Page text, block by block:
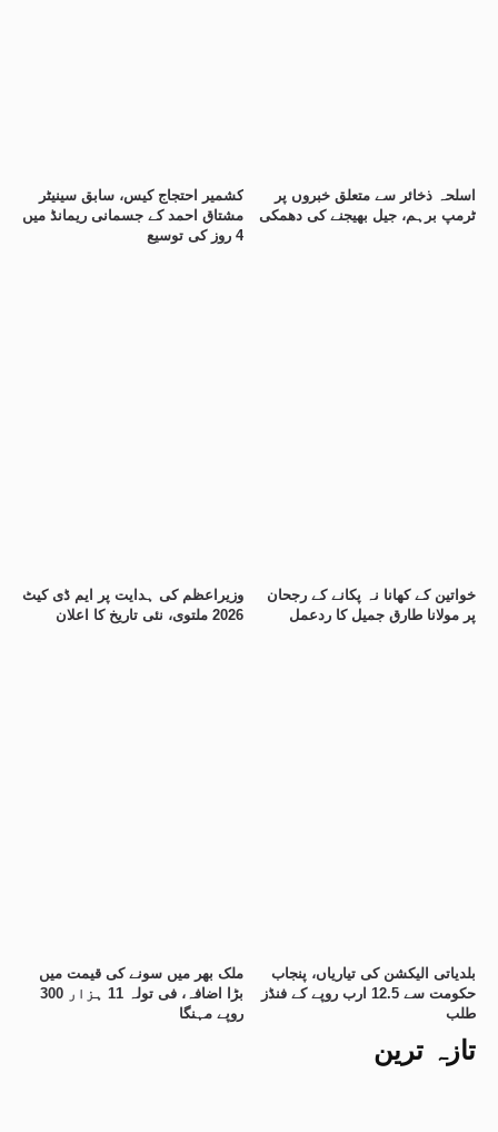
تازہ ترین
کشمیر احتجاج کیس، سابق سینیٹر
مشتاق احمد کے جسمانی ریمانڈ میں
4 روز کی توسیع
اسلحہ ذخائر سے متعلق خبروں پر
ٹرمپ برہم، جیل بھیجنے کی دھمکی
وزیراعظم کی ہدایت پر ایم ڈی کیٹ
2026 ملتوی، نئی تاریخ کا اعلان
خواتین کے کھانا نہ پکانے کے رجحان
پر مولانا طارق جمیل کا ردعمل
ملک بھر میں سونے کی قیمت میں
بڑا اضافہ، فی تولہ 11 ہزار 300
روپے مہنگا
بلدیاتی الیکشن کی تیاریاں، پنجاب
حکومت سے 12.5 ارب روپے کے فنڈز
طلب